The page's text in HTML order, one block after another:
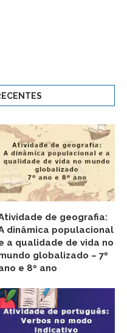
de geografia:
dinâmica populacional
a qualidade de vida no
globalizado – 7º
e 8º ano